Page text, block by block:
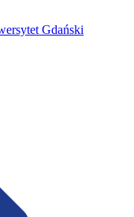
Gdański